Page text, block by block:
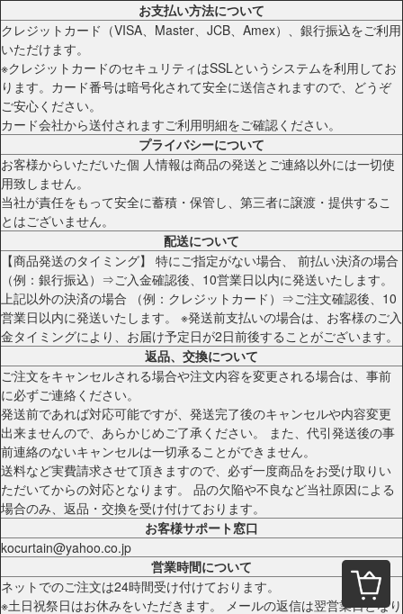
お支払い方法について
クレジットカード（VISA、Master、JCB、Amex）、銀行振込をご利用
いただけます。
※クレジットカードのセキュリティはSSLというシステムを利用してお
ります。カード番号は暗号化されて安全に送信されますので、どうぞ
ご安心ください。
カード会社から送付されますご利用明細をご確認ください。
プライバシーについて
お客様からいただいた個 人情報は商品の発送とご連絡以外には一切使
用致しません。
当社が責任をもって安全に蓄積・保管し、第三者に譲渡・提供するこ
とはございません。
配送について
【商品発送のタイミング】 特にご指定がない場合、 前払い決済の場合
（例：銀行振込）⇒ご入金確認後、10営業日以内に発送いたします。
上記以外の決済の場合 （例：クレジットカード）⇒ご注文確認後、10
営業日以内に発送いたします。 ※発送前支払いの場合は、お客様のご入
金タイミングにより、お届け予定日が2日前後することがございます。
返品、交換について
ご注文をキャンセルされる場合や注文内容を変更される場合は、事前
に必ずご連絡ください。
発送前であれば対応可能ですが、発送完了後のキャンセルや内容変更
出来ませんので、あらかじめご了承ください。 また、代引発送後の事
前連絡のないキャンセルは一切承ることができません。
送料など実費請求させて頂きますので、必ず一度商品をお受け取りい
ただいてからの対応となります。 品の欠陥や不良など当社原因による
場合のみ、返品・交換を受け付けております。
お客様サポート窓口
kocurtain@yahoo.co.jp
営業時間について
ネットでのご注文は24時間受け付けております。
※土日祝祭日はお休みをいただきます。 メールの返信は翌営業日となり